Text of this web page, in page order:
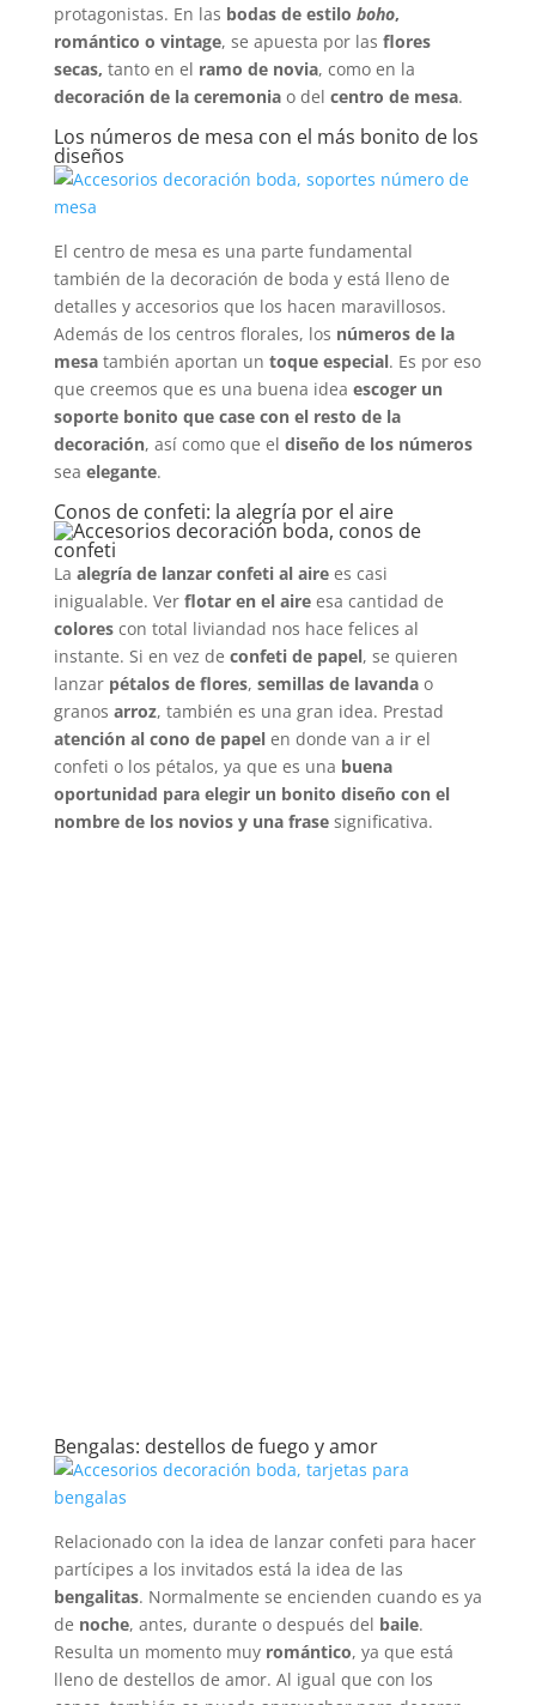
protagonistas. En las bodas de estilo boho,
romántico o vintage, se apuesta por las flores
secas, tanto en el ramo de novia, como en la
decoración de la ceremoniao del centro de mesa.
Los números de mesa con el más bonito de los
diseños
El centro de mesa es una parte fundamental
también de la decoración de boda y está lleno de
detalles y accesorios que los hacen maravillosos.
Además de los centros florales, los números de la
mesatambién aportan un toque especial. Es por eso
que creemos que es una buena idea escoger un
soporte bonito que case con el resto de la
decoración, así como que el diseño de los números
sea elegante.
Conos de confeti: la alegría por el aire
La alegría de lanzar confeti al airees casi
inigualable. Ver flotar en el aireesa cantidad de
colorescon total liviandad nos hace felices al
instante. Si en vez de confeti de papel, se quieren
lanzar pétalos de flores, semillas de lavandao
granos arroz, también es una gran idea. Prestad
atención al cono de papelen donde van a ir el
confeti o los pétalos, ya que es una buena
oportunidad para elegir un bonito diseño con el
nombre de los novios y una frasesignificativa.
Bengalas: destellos de fuego y amor
Relacionado con la idea de lanzar confeti para hacer
partícipes a los invitados está la idea de las
bengalitas. Normalmente se encienden cuando es ya
de noche, antes, durante o después del baile.
Resulta un momento muy romántico, ya que está
lleno de destellos de amor. Al igual que con los